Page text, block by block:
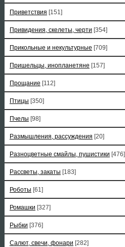
Приветствия [151]
Привидения, скелеты, черти [354]
Прикольные и некультурные [709]
Пришельцы, инопланетяне [157]
Прощание [112]
Птицы [350]
Пчелы [98]
Размышления, рассуждения [20]
Разноцветные смайлы, пушистики [476]
Рассветы, закаты [183]
Роботы [61]
Ромашки [327]
Рыбки [376]
Салют, свечи, фонари [282]